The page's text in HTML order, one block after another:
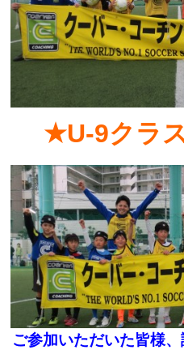
★U-9クラ
ご参加いただいた皆様